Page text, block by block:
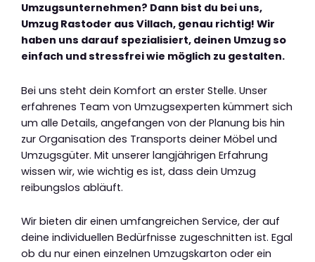
Umzugsunternehmen? Dann bist du bei uns,
Umzug Rastoder aus Villach, genau richtig! Wir
haben uns darauf spezialisiert, deinen Umzug so
einfach und stressfrei wie möglich zu gestalten.
Bei uns steht dein Komfort an erster Stelle. Unser
erfahrenes Team von Umzugsexperten kümmert sich
um alle Details, angefangen von der Planung bis hin
zur Organisation des Transports deiner Möbel und
Umzugsgüter. Mit unserer langjährigen Erfahrung
wissen wir, wie wichtig es ist, dass dein Umzug
reibungslos abläuft.
Wir bieten dir einen umfangreichen Service, der auf
deine individuellen Bedürfnisse zugeschnitten ist. Egal
ob du nur einen einzelnen Umzugskarton oder ein